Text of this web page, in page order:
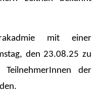
mit einer
den 23.08.25 zu
der